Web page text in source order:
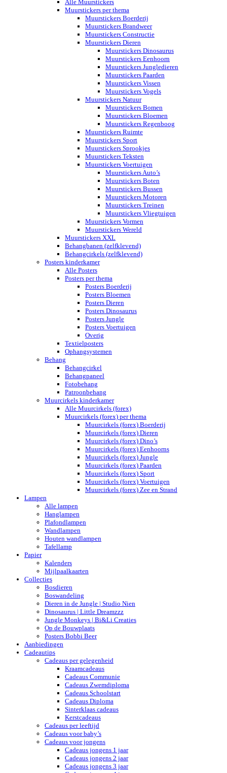
Alle Muurstickers
Muurstickers per thema
Muurstickers Boerderij
Muurstickers Brandweer
Muurstickers Constructie
Muurstickers Dieren
Muurstickers Dinosaurus
Muurstickers Eenhoorn
Muurstickers Jungledieren
Muurstickers Paarden
Muurstickers Vissen
Muurstickers Vogels
Muurstickers Natuur
Muurstickers Bomen
Muurstickers Bloemen
Muurstickers Regenboog
Muurstickers Ruimte
Muurstickers Sport
Muurstickers Sprookjes
Muurstickers Teksten
Muurstickers Voertuigen
Muurstickers Auto’s
Muurstickers Boten
Muurstickers Bussen
Muurstickers Motoren
Muurstickers Treinen
Muurstickers Vliegtuigen
Muurstickers Vormen
Muurstickers Wereld
Muurstickers XXL
Behangbanen (zelfklevend)
Behangcirkels (zelfklevend)
Posters kinderkamer
Alle Posters
Posters per thema
Posters Boerderij
Posters Bloemen
Posters Dieren
Posters Dinosaurus
Posters Jungle
Posters Voertuigen
Overig
Textielposters
Ophangsystemen
Behang
Behangcirkel
Behangpaneel
Fotobehang
Patroonbehang
Muurcirkels kinderkamer
Alle Muurcirkels (forex)
Muurcirkels (forex) per thema
Muurcirkels (forex) Boerderij
Muurcirkels (forex) Dieren
Muurcirkels (forex) Dino’s
Muurcirkels (forex) Eenhoorns
Muurcirkels (forex) Jungle
Muurcirkels (forex) Paarden
Muurcirkels (forex) Sport
Muurcirkels (forex) Voertuigen
Muurcirkels (forex) Zee en Strand
Lampen
Alle lampen
Hanglampen
Plafondlampen
Wandlampen
Houten wandlampen
Tafellamp
Papier
Kalenders
Mijlpaalkaarten
Collecties
Bosdieren
Boswandeling
Dieren in de Jungle | Studio Nien
Dinosaurus | Little Dreamzzz
Jungle Monkeys | Bi&Li Creaties
Op de Bouwplaats
Posters Bobbi Beer
Aanbiedingen
Cadeautips
Cadeaus per gelegenheid
Kraamcadeaus
Cadeaus Communie
Cadeaus Zwemdiploma
Cadeaus Schoolstart
Cadeaus Diploma
Sinterklaas cadeaus
Kerstcadeaus
Cadeaus per leeftijd
Cadeaus voor baby’s
Cadeaus voor jongens
Cadeaus jongens 1 jaar
Cadeaus jongens 2 jaar
Cadeaus jongens 3 jaar